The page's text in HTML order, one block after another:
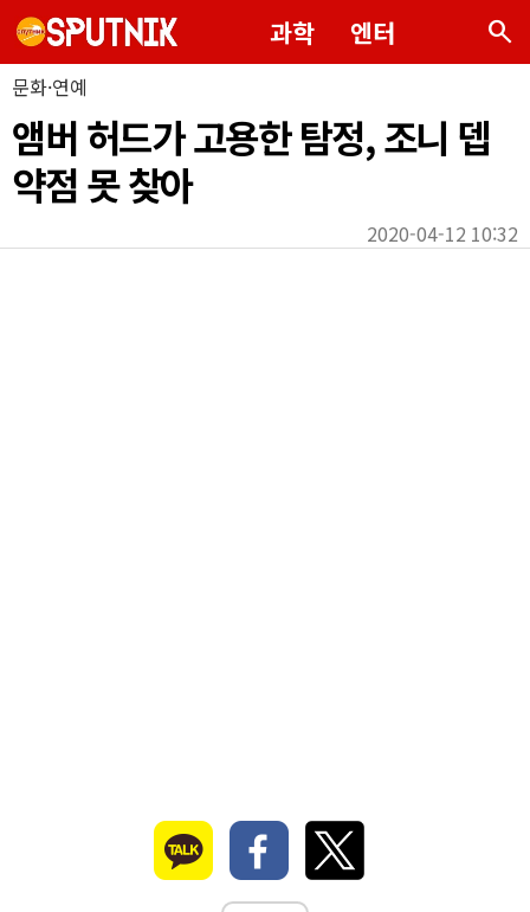
과학 엔터 search
문화·연예
앰버 허드가 고용한 탐정, 조니 뎁
약점 못 찾아
2020-04-12 10:32